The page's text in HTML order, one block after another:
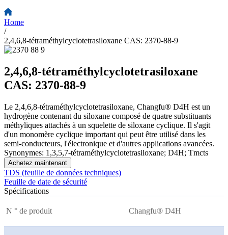
Home
/
2,4,6,8-tétraméthylcyclotetrasiloxane CAS: 2370-88-9
2,4,6,8-tétraméthylcyclotetrasiloxane
CAS: 2370-88-9
Le 2,4,6,8-tétraméthylcyclotetrasiloxane, Changfu® D4H est un
hydrogène contenant du siloxane composé de quatre substituants
méthyliques attachés à un squelette de siloxane cyclique. Il s'agit
d'un monomère cyclique important qui peut être utilisé dans les
semi-conducteurs, l'électronique et d'autres applications avancées.
Synonymes: 1,3,5,7-tétraméthylcyclotetrasiloxane; D4H; Tmcts
Achetez maintenant
TDS (feuille de données techniques)
Feuille de date de sécurité
Spécifications
N ° de produit Changfu® D4H